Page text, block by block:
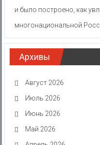
и было построено, как
многонациональной
Архивы
Август 2026
Июль 2026
Июнь 2026
Май 2026